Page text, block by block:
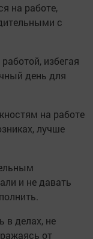
на работе,
с
избегая
день для
на работе
лучше
и не давать
в делах, не
от